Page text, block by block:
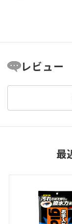
レビュー
最